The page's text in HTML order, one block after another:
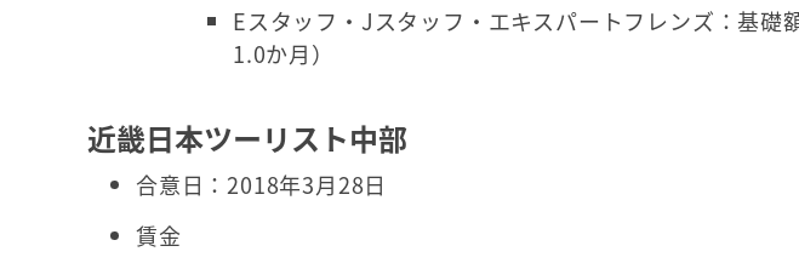
Eスタッフ・Jスタッフ・エキスパートフレンズ：基
1.0か月）
近畿日本ツーリスト中部
合意日：2018年3月28日
賃金